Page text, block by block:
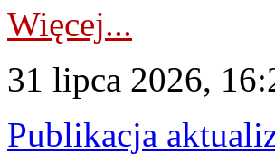
Więcej...
31 lipca 2026,
Publikacja